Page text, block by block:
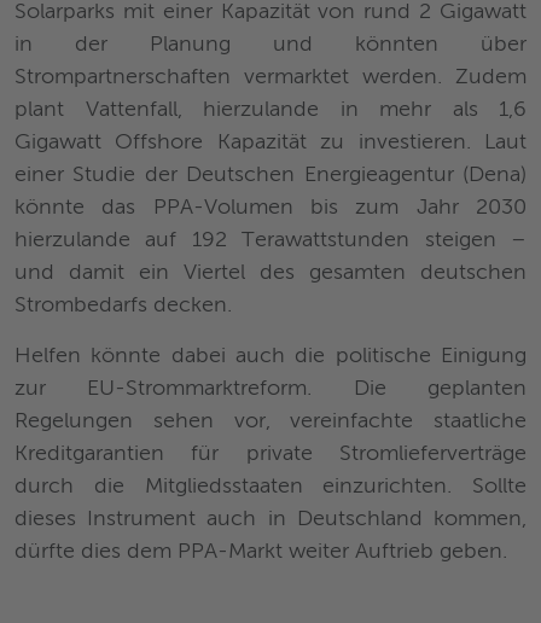
Solarparks mit einer Kapazität von rund 2 Gigawatt
in der Planung und könnten über
Strompartnerschaften vermarktet werden. Zudem
plant Vattenfall, hierzulande in mehr als 1,6
Gigawatt Offshore Kapazität zu investieren. Laut
einer Studie der Deutschen Energieagentur (Dena)
könnte das PPA-Volumen bis zum Jahr 2030
hierzulande auf 192 Terawattstunden steigen –
und damit ein Viertel des gesamten deutschen
Strombedarfs decken.
Helfen könnte dabei auch die politische Einigung
zur EU-Strommarktreform. Die geplanten
Regelungen sehen vor, vereinfachte staatliche
Kreditgarantien für private Stromlieferverträge
durch die Mitgliedsstaaten einzurichten. Sollte
dieses Instrument auch in Deutschland kommen,
dürfte dies dem PPA-Markt weiter Auftrieb geben.